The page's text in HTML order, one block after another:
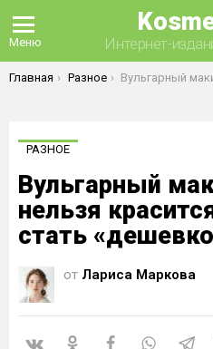
Меню Интернет-
Вы здесь:
Главная Разное Вульгарный макияж- как нельзя красится, чтоб не стать
РАЗНОЕ
Вульгарный
нельзя
стать
от Лариса Маркова